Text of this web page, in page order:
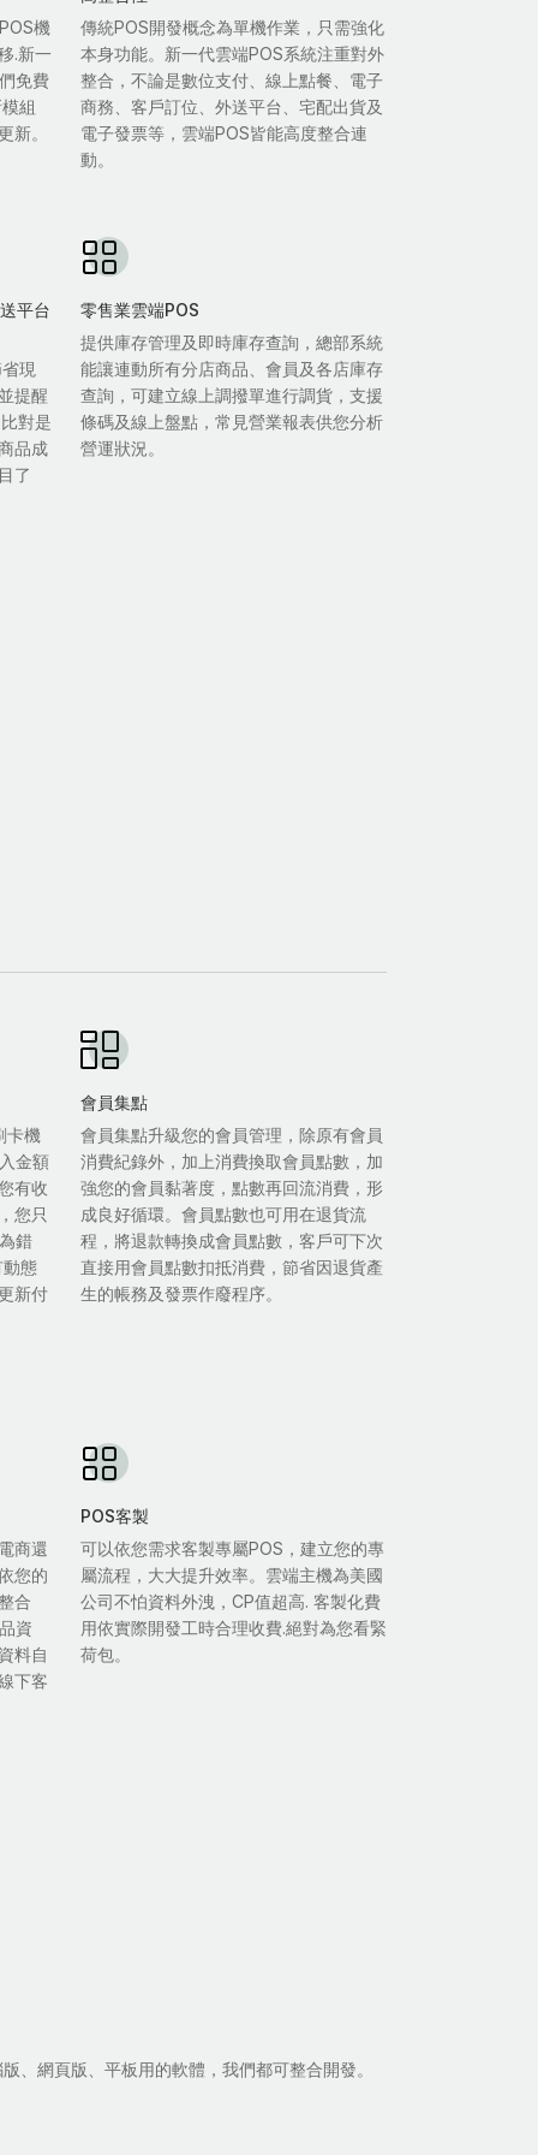
機
.新一
免費
組
新。
傳統POS開發概念為單機作業，只需強化
本身功能。新一代雲端POS系統注重對外
整合，不論是數位支付、線上點餐、電子
商務、客戶訂位、外送平台、宅配出貨及
電子發票等，雲端POS皆能高度整合連
動。
平台
現
提醒
對是
品成
了
零售業雲端POS
提供庫存管理及即時庫存查詢，總部系統
能讓連動所有分店商品、會員及各店庫存
查詢，可建立線上調撥單進行調貨，支援
條碼及線上盤點，常見營業報表供您分析
營運狀況。
卡機
金額
有收
您只
錯
態
新付
會員集點
會員集點升級您的會員管理，除原有會員
消費紀錄外，加上消費換取會員點數，加
強您的會員黏著度，點數再回流消費，形
成良好循環。會員點數也可用在退貨流
程，將退款轉換成會員點數，客戶可下次
直接用會員點數扣抵消費，節省因退貨產
生的帳務及發票作廢程序。
商還
您的
合
資
料自
下客
POS客製
可以依您需求客製專屬POS，建立您的專
屬流程，大大提升效率。雲端主機為美國
公司不怕資料外洩，CP值超高. 客製化費
用依實際開發工時合理收費.絕對為您看緊
荷包。
、網頁版、平板用的軟體，我們都可整合開發。